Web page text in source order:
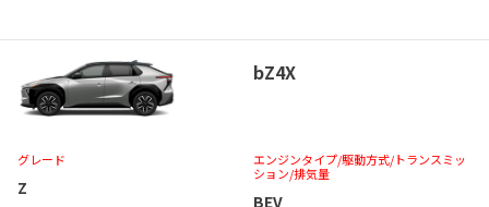
bZ4X
グレード
Z
エンジンタイプ/駆動方式/トランスミッ
ション/排気量
BEV